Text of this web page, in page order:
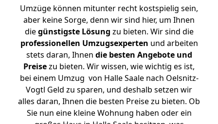
Umzüge können mitunter recht kostspielig sein,
aber keine Sorge, denn wir sind hier, um Ihnen
diegünstigste Lösung zu bieten. Wir sind die
professionellen Umzugsexperten und arbeiten
stets daran, Ihnen die besten Angebote und
Preisezu bieten. Wir wissen, wie wichtig es ist,
bei einem Umzug von Halle Saale nach Oelsnitz-
Vogtl Geld zu sparen, und deshalb setzen wir
alles daran, Ihnen die besten Preise zu bieten. Ob
Sie nun eine kleine Wohnung haben oder ein